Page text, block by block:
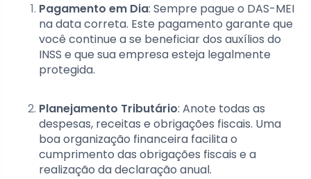
Pagamento em Dia: Sempre pague o DAS-MEI
na data correta. Este pagamento garante que
você continue a se beneficiar dos auxílios do
INSS e que sua empresa esteja legalmente
protegida.
Planejamento Tributário: Anote todas as
despesas, receitas e obrigações fiscais. Uma
boa organização financeira facilita o
cumprimento das obrigações fiscais e a
realização da declaração anual.